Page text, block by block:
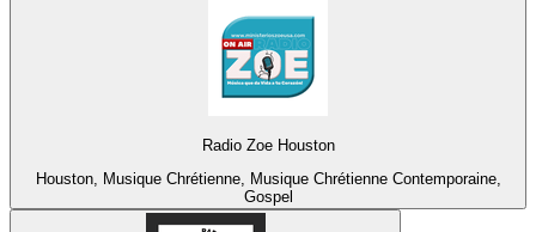
Radio Zoe Houston
Houston, Musique Chrétienne, Musique Chrétienne Contemporaine,
Gospel